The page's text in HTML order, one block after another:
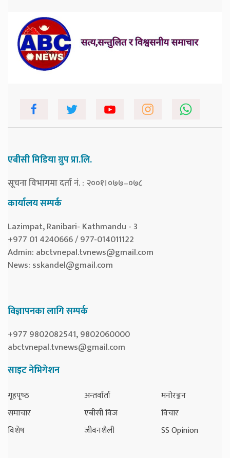
एबीसी मिडिया ग्रुप प्रा.लि.
सूचना विभागमा दर्ता नं. : २००१।०७७–०७८
कार्यालय सम्पर्क
Lazimpat, Ranibari- Kathmandu - 3
+977 01 4240666 / 977-014011122
Admin: abctvnepal.tvnews@gmail.com
News: sskandel@gmail.com
विज्ञापनका लागि सम्पर्क
+977 9802082541, 9802060000
abctvnepal.tvnews@gmail.com
साइट नेभिगेशन
गृहपृष्‍ठ
समाचार
विशेष
अन्तर्वार्ता
एबीसी विज
जीवनशैली
मनोरञ्जन
विचार
SS Opinion